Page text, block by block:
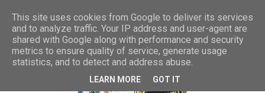
This site uses cookies from Google to deliver its services
and to analyze traffic. Your IP address and user-agent are
shared with Google along with performance and security
metrics to ensure quality of service, generate usage
statistics, and to detect and address abuse.
LEARN MORE GOT IT